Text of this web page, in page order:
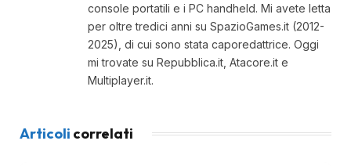
console portatili e i PC handheld. Mi avete letta
per oltre tredici anni su SpazioGames.it (2012-
2025), di cui sono stata caporedattrice. Oggi
mi trovate su Repubblica.it, Atacore.it e
Multiplayer.it.
Articoli correlati